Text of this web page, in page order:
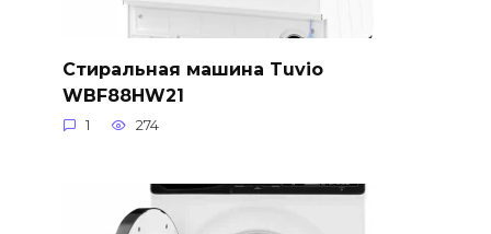
Стиральная машина Tuvio
WBF88HW21
1 274